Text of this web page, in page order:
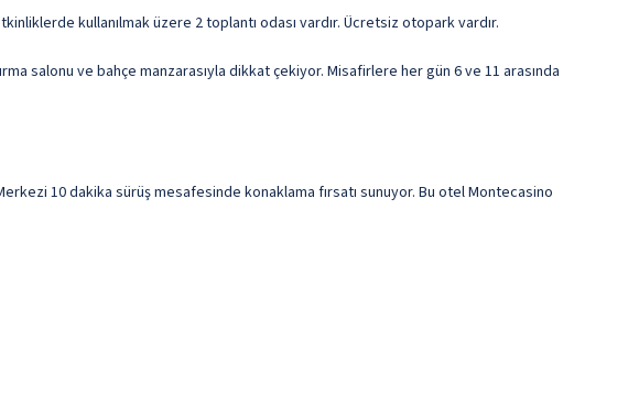
kullanılmak üzere 2 toplantı odası vardır. Ücretsiz otopark vardır.
salonu ve bahçe manzarasıyla dikkat çekiyor. Misafirlere her gün 6 ve 11 arasında
10 dakika sürüş mesafesinde konaklama fırsatı sunuyor. Bu otel Montecasino